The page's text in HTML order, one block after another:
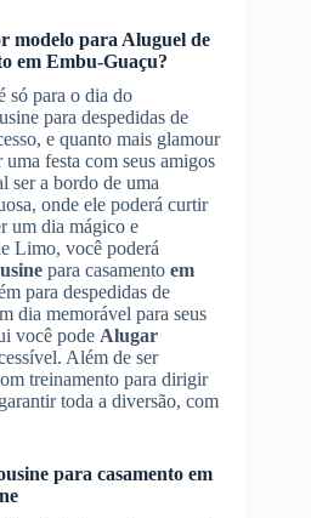
modelo para Aluguel de
em Embu-Guaçu?
só para o dia do
para despedidas de
e quanto mais glamour
festa com seus amigos
ser a bordo de uma
onde ele poderá curtir
um dia mágico e
Limo, você poderá
para casamento em
para despedidas de
dia memorável para seus
você pode Alugar
Além de ser
treinamento para dirigir
toda a diversão, com
para casamento em